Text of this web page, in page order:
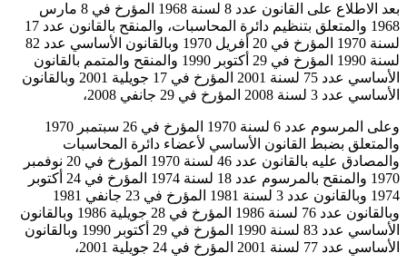
بعد الاطلاع على القانون عدد 8 لسنة 1968 المؤرخ في 8 مارس
1968 والمتعلق بتنظيم دائرة المحاسبات، والمنقح بالقانون عدد 17
لسنة 1970 المؤرخ في 20 أفريل 1970 وبالقانون الأساسي عدد 82
لسنة 1990 المؤرخ في 29 أكتوبر 1990 والمنقح والمتمم بالقانون
الأساسي عدد 75 لسنة 2001 المؤرخ في 17 جويلية 2001 وبالقانون
الأساسي عدد 3 لسنة 2008 المؤرخ في 29 جانفي 2008،
وعلى المرسوم عدد 6 لسنة 1970 المؤرخ في 26 سبتمبر 1970
والمتعلق بضبط القانون الأساسي لأعضاء دائرة المحاسبات
والمصادق عليه بالقانون عدد 46 لسنة 1970 المؤرخ في 20 نوفمبر
1970 والمنقح بالمرسوم عدد 18 لسنة 1974 المؤرخ في 24 أكتوبر
1974 وبالقانون عدد 3 لسنة 1981 المؤرخ في 23 جانفي 1981
وبالقانون عدد 76 لسنة 1986 المؤرخ في 28 جويلية 1986 وبالقانون
الأساسي عدد 83 لسنة 1990 المؤرخ في 29 أكتوبر 1990 وبالقانون
الأساسي عدد 77 لسنة 2001 المؤرخ في 24 جويلية 2001،